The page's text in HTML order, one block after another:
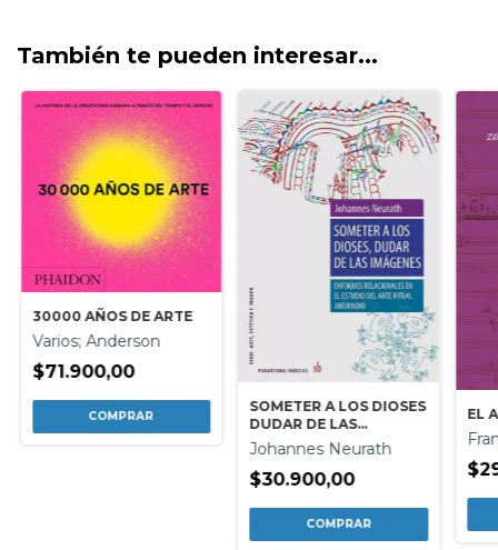
También te pueden interesar...
30000 AÑOS DE ARTE
Varios; Anderson
$71.900,00
SOMETER A LOS DIOSES
DUDAR DE LAS
IMAGENES
Johannes Neurath
$30.900,00
EL